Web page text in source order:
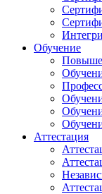
Обучение
Аттестация